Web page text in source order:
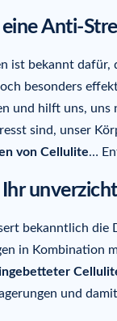
Anti-
ist bekannt dafür,
besonders
und hilft uns, uns
sind, unser
von Cellulite…
bekanntlich die
in Kombination
und